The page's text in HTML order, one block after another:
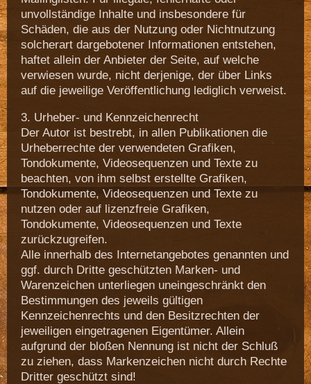
unvollständige Inhalte und insbesondere für
Schäden, die aus der Nutzung oder Nichtnutzung
solcherart dargebotener Informationen entstehen,
haftet allein der Anbieter der Seite, auf welche
verwiesen wurde, nicht derjenige, der über Links
auf die jeweilige Veröffentlichung lediglich verweist.
3. Urheber- und Kennzeichenrecht
Der Autor ist bestrebt, in allen Publikationen die
Urheberrechte der verwendeten Grafiken,
Tondokumente, Videosequenzen und Texte zu
beachten, von ihm selbst erstellte Grafiken,
Tondokumente, Videosequenzen und Texte zu
nutzen oder auf lizenzfreie Grafiken,
Tondokumente, Videosequenzen und Texte
zurückzugreifen.
Alle innerhalb des Internetangebotes genannten und
ggf. durch Dritte geschützten Marken- und
Warenzeichen unterliegen uneingeschränkt den
Bestimmungen des jeweils gültigen
Kennzeichenrechts und den Besitzrechten der
jeweiligen eingetragenen Eigentümer. Allein
aufgrund der bloßen Nennung ist nicht der Schluß
zu ziehen, dass Markenzeichen nicht durch Rechte
Dritter geschützt sind!